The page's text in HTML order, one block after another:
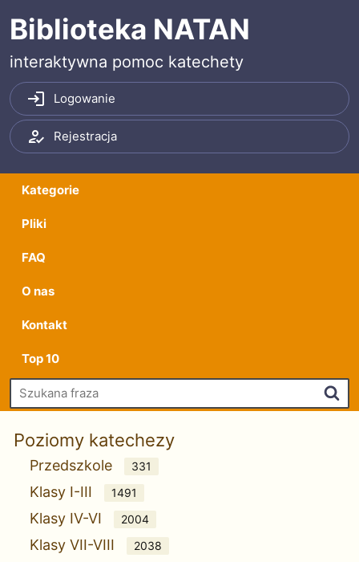
Przeskocz do treści
Przeskocz do menu
Biblioteka NATAN
interaktywna pomoc katechety
Logowanie
Rejestracja
Kategorie
Pliki
FAQ
O nas
Kontakt
Top 10
Poziomy katechezy
Przedszkole 331
Klasy I-III 1491
Klasy IV-VI 2004
Klasy VII-VIII 2038